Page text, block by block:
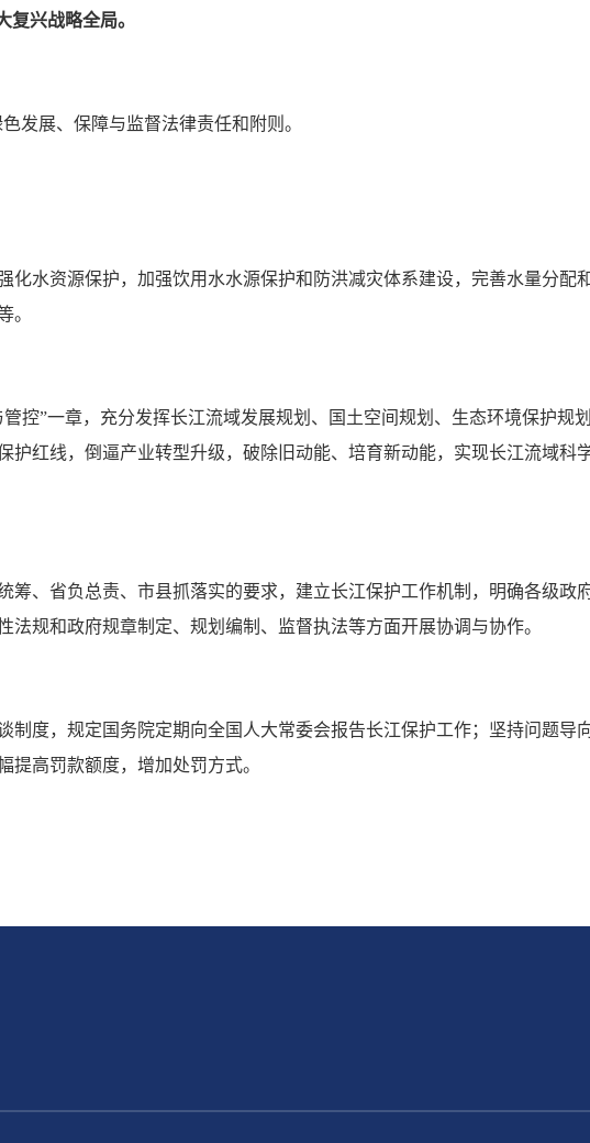
兴战略全局。
发展、保障与监督法律责任和附则。
水资源保护，加强饮用水水源保护和防洪减灾体系建设，完善水量分配
。
控”一章，充分发挥长江流域发展规划、国土空间规划、生态环境保护规
红线，倒逼产业转型升级，破除旧动能、培育新动能，实现长江流域科
、省负总责、市县抓落实的要求，建立长江保护工作机制，明确各级政
规和政府规章制定、规划编制、监督执法等方面开展协调与协作。
度，规定国务院定期向全国人大常委会报告长江保护工作；坚持问题导
高罚款额度，增加处罚方式。